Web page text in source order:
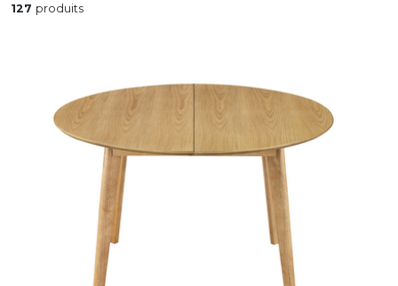
127 produits